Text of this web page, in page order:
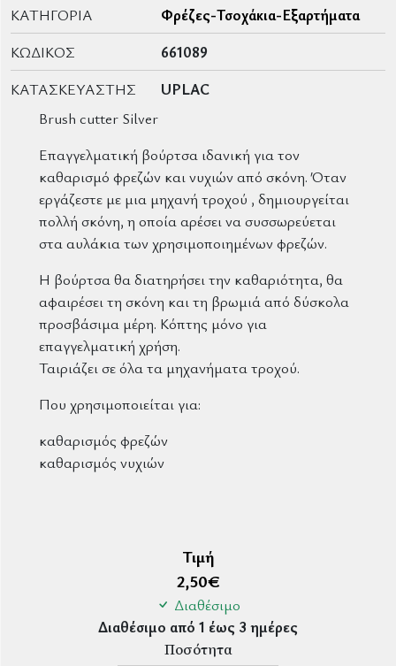
ΚΑΤΗΓΟΡΊΑ
Φρέζες-Τσοχάκια-Εξαρτήματα
ΚΩΔΙΚΌΣ
661089
ΚΑΤΑΣΚΕΥΑΣΤΉΣ
UPLAC
Brush cutter Silver
Επαγγελματική βούρτσα ιδανική για τον
καθαρισμό φρεζών και νυχιών από σκόνη. Όταν
εργάζεστε με μια μηχανή τροχού , δημιουργείται
πολλή σκόνη, η οποία αρέσει να συσσωρεύεται
στα αυλάκια των χρησιμοποιημένων φρεζών.
Η βούρτσα θα διατηρήσει την καθαριότητα, θα
αφαιρέσει τη σκόνη και τη βρωμιά από δύσκολα
προσβάσιμα μέρη. Κόπτης μόνο για
επαγγελματική χρήση.
Ταιριάζει σε όλα τα μηχανήματα τροχού.
Που χρησιμοποιείται για:
καθαρισμός φρεζών
καθαρισμός νυχιών
Τιμή
2,50€
Διαθέσιμο
Διαθέσιμο από 1 έως 3 ημέρες
Ποσότητα